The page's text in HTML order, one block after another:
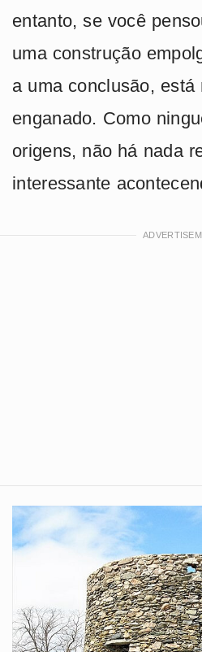
entanto, se você
uma construção
a uma conclusão, está
enganado. Como
origens, não há nada
interessante